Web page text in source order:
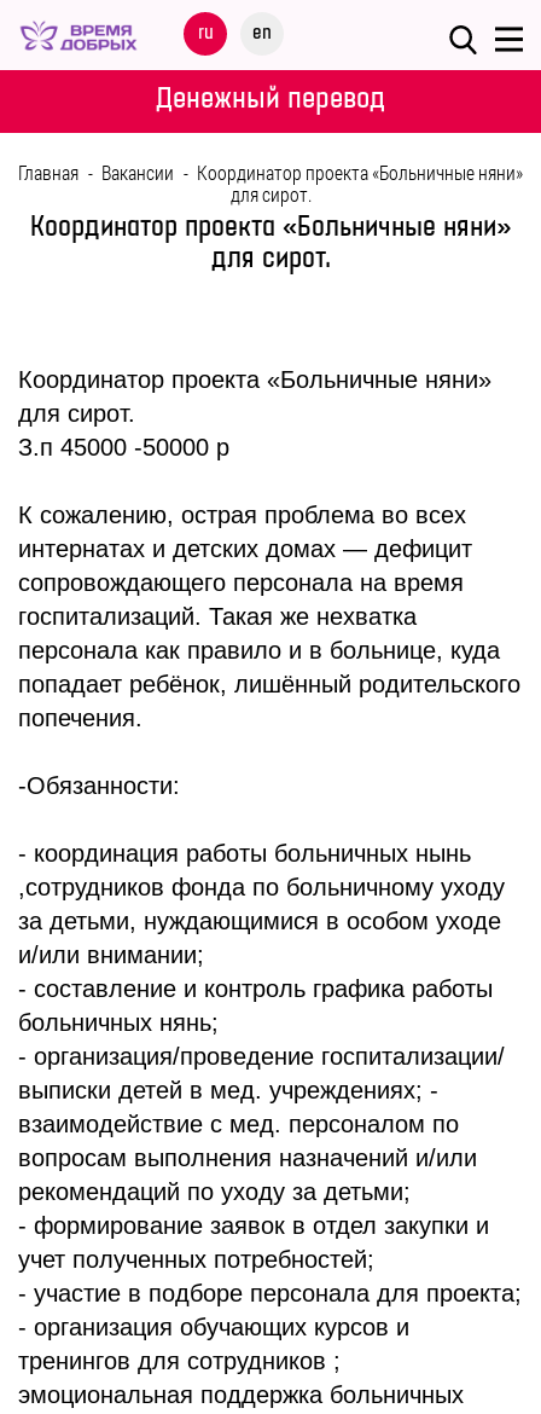
ru en
Меню
ДЕТИ
МЕРОПРИЯТИЯ
БЛОГ
Денежный перевод
Главная - Вакансии - Координатор проекта «Больничные няни»
для сирот.
Координатор проекта «Больничные няни»
для сирот.
Координатор проекта «Больничные няни»
для сирот.
З.п 45000 -50000 р
К сожалению, острая проблема во всех
интернатах и детских домах — дефицит
сопровождающего персонала на время
госпитализаций. Такая же нехватка
персонала как правило и в больнице, куда
попадает ребёнок, лишённый родительского
попечения.
-Обязанности:
- координация работы больничных нынь
,сотрудников фонда по больничному уходу
за детьми, нуждающимися в особом уходе
и/или внимании;
- составление и контроль графика работы
больничных нянь;
- организация/проведение госпитализации/
выписки детей в мед. учреждениях; -
взаимодействие с мед. персоналом по
вопросам выполнения назначений и/или
рекомендаций по уходу за детьми;
- формирование заявок в отдел закупки и
учет полученных потребностей;
- участие в подборе персонала для проекта;
- организация обучающих курсов и
тренингов для сотрудников ;
эмоциональная поддержка больничных